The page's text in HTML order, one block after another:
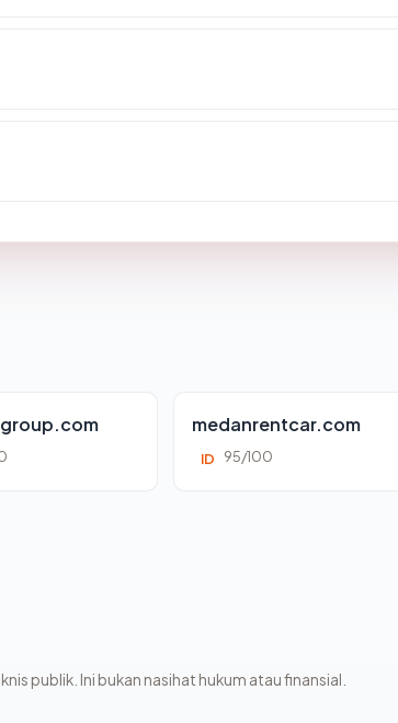
medanrentcar.com
ID 95/100
publik. Ini bukan nasihat hukum atau finansial.